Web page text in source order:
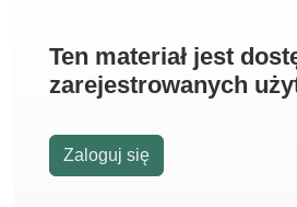
Ten materiał jest
zarejestrowanych
Zaloguj się